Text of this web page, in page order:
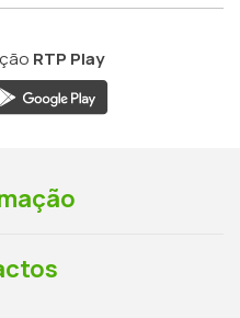
RTP Play